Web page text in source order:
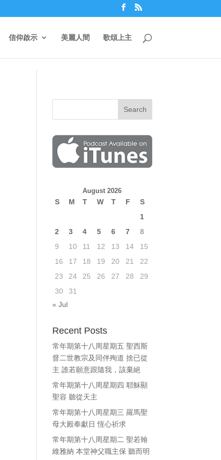
信仰啟示 美麗人間 歌頌上主
August 2026
S M T W T F
S
1
2
3 4 5 6 7
8
9
10 11 12 13 14
15
16
17 18 19 20 21
22
23
24 25 26 27 28
29
30
31
« Jul
Recent Posts
常年期第十八周星期五 聖西斯
督二世教宗及同伴殉道 捨已從
主 誰若願意跟隨我，該棄絕
常年期第十八周星期四 耶穌顯
聖容 聽從天主
常年期第十八周星期三 羅馬聖
母大殿奉獻日 恆心祈求
常年期第十八周星期二 聖若翰
維雅納 本堂神父職主保 聽而明